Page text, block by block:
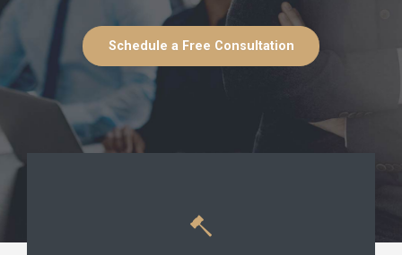
Schedule a Free Consultation